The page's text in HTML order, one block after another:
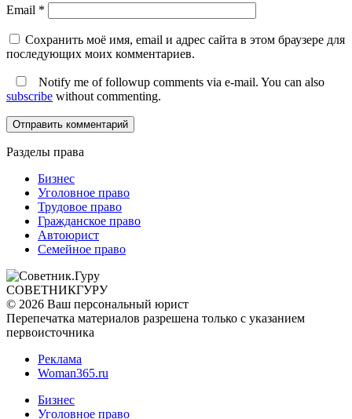
Email *
Сохранить моё имя, email и адрес сайта в этом браузере для
последующих моих комментариев.
Notify me of followup comments via e-mail. You can also
subscribe without commenting.
Разделы права
Бизнес
Уголовное право
Трудовое право
Гражданское право
Автоюрист
Семейное право
СОВЕТНИКГУРУ
© 2026 Ваш персональный юрист
Перепечатка материалов разрешена только с указанием
первоисточника
Реклама
Woman365.ru
Бизнес
Уголовное право